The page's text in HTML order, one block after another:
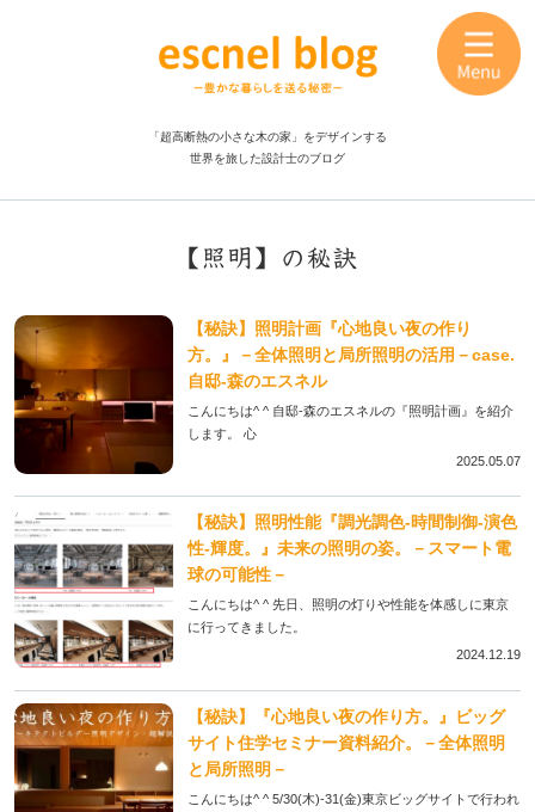
「超高断熱の小さな木の家」をデザインする
世界を旅した設計士のブログ
【照明】の秘訣
【秘訣】照明計画『心地良い夜の作り
方。』－全体照明と局所照明の活用－case.
自邸-森のエスネル
こんにちは^ ^ 自邸-森のエスネルの『照明計画』を紹介
します。 心
2025.05.07
【秘訣】照明性能『調光調色-時間制御-演色
性-輝度。』未来の照明の姿。－スマート電
球の可能性－
こんにちは^ ^ 先日、照明の灯りや性能を体感しに東京
に行ってきました。
2024.12.19
【秘訣】『心地良い夜の作り方。』ビッグ
サイト住学セミナー資料紹介。－全体照明
と局所照明－
こんにちは^ ^ 5/30(木)-31(金)東京ビッグサイトで行われ